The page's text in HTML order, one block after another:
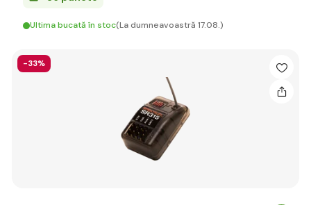
Ultima bucată în stoc(La dumneavoastră 17.08.)
-33%